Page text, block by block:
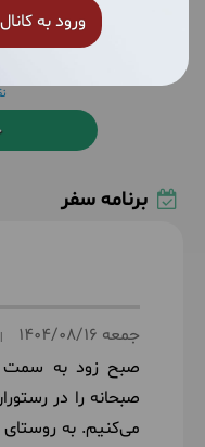
ورود به کانال
برنامه سفر
جمعه 1404/08/16
صبح زود به سمت
صبحانه را در
می‌کنیم. به